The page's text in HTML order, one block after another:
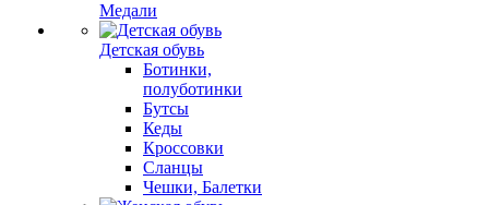
Медали
Детская обувь
Ботинки,
полуботинки
Бутсы
Кеды
Кроссовки
Сланцы
Чешки, Балетки